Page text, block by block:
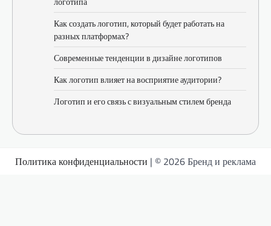
Как создать логотип, который будет работать на
разных платформах?
Современные тенденции в дизайне логотипов
Как логотип влияет на восприятие аудитории?
Логотип и его связь с визуальным стилем бренда
Политика конфиденциальности | © 2026 Бренд и реклама